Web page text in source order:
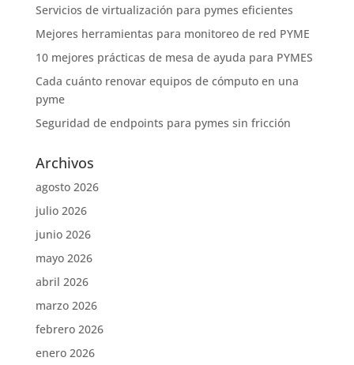
Servicios de virtualización para pymes eficientes
Mejores herramientas para monitoreo de red PYME
10 mejores prácticas de mesa de ayuda para PYMES
Cada cuánto renovar equipos de cómputo en una
pyme
Seguridad de endpoints para pymes sin fricción
Archivos
agosto 2026
julio 2026
junio 2026
mayo 2026
abril 2026
marzo 2026
febrero 2026
enero 2026